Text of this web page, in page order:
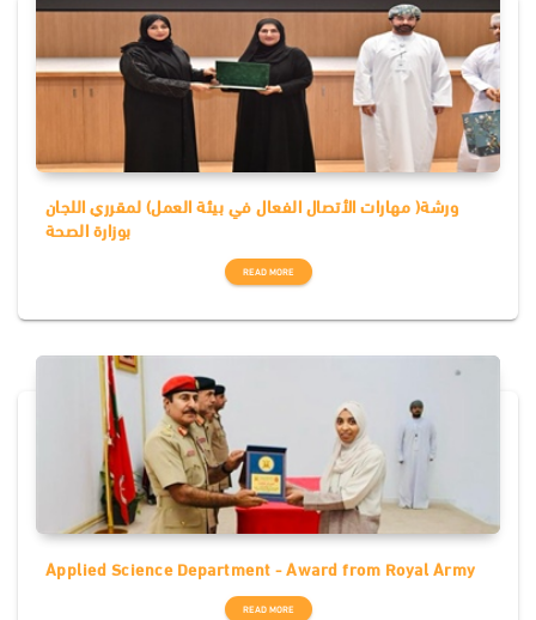
ورشة( مهارات الأتصال الفعال في بيئة العمل) لمقرري اللجان
بوزارة الصحة
READ MORE
Applied Science Department - Award from Royal Army
READ MORE